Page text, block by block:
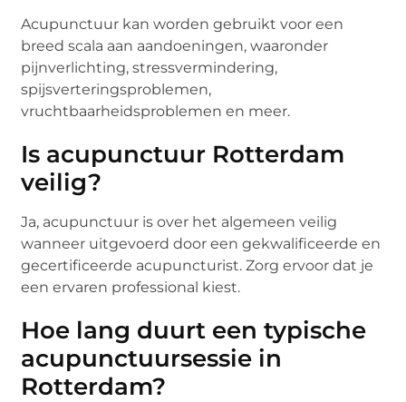
Acupunctuur kan worden gebruikt voor een
breed scala aan aandoeningen, waaronder
pijnverlichting, stressvermindering,
spijsverteringsproblemen,
vruchtbaarheidsproblemen en meer.
Is acupunctuur Rotterdam
veilig?
Ja, acupunctuur is over het algemeen veilig
wanneer uitgevoerd door een gekwalificeerde en
gecertificeerde acupuncturist. Zorg ervoor dat je
een ervaren professional kiest.
Hoe lang duurt een typische
acupunctuursessie in
Rotterdam?